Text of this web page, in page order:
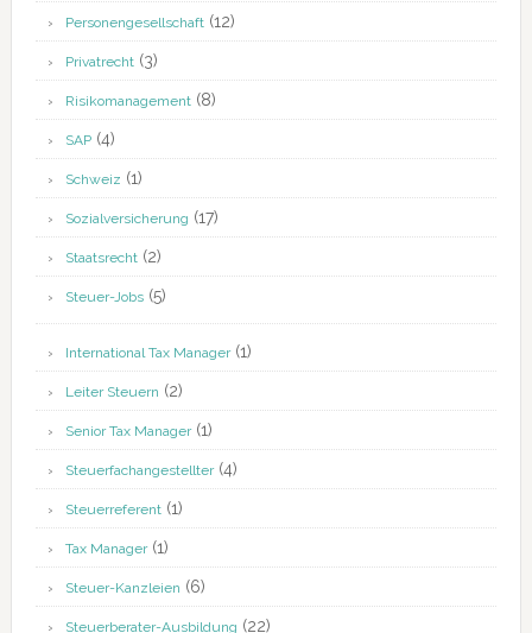
Personengesellschaft(12)
Privatrecht(3)
Risikomanagement(8)
SAP(4)
Schweiz (1)
Sozialversicherung (17)
Staatsrecht(2)
Steuer-Jobs(5)
International Tax Manager(1)
Leiter Steuern (2)
Senior Tax Manager(1)
Steuerfachangestellter(4)
Steuerreferent(1)
Tax Manager(1)
Steuer-Kanzleien (6)
Steuerberater-Ausbildung (22)